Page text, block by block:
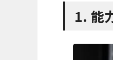
1. 能